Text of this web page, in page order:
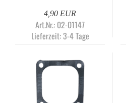
4,90 EUR
Art.Nr.: 02-01147
Lieferzeit:3-4 Tage